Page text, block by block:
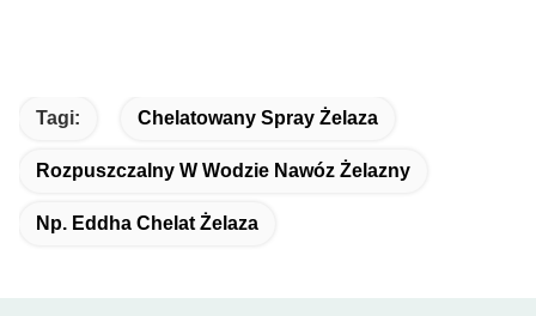
Tagi: Chelatowany Spray Żelaza
Rozpuszczalny W Wodzie Nawóz Żelazny
Np. Eddha Chelat Żelaza